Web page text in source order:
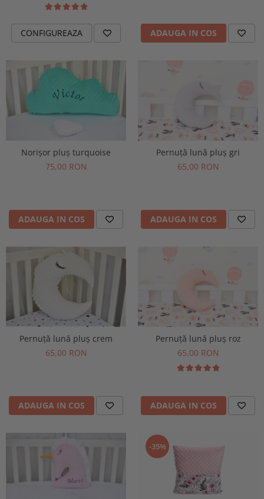
CONFIGUREAZA ADAUGA IN COS
Norișor pluș turquoise
75,00 RON
ADAUGA IN COS
Pernuță lună pluș gri
65,00 RON
ADAUGA IN COS
Pernuță lună pluș crem
65,00 RON
ADAUGA IN COS
Pernuță lună pluș roz
65,00 RON
ADAUGA IN COS
-35%